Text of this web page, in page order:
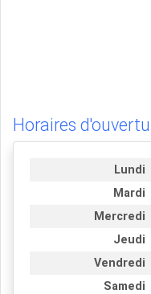
Horaires
Lundi
Mardi
Mercredi
Jeudi
Vendredi
Samedi